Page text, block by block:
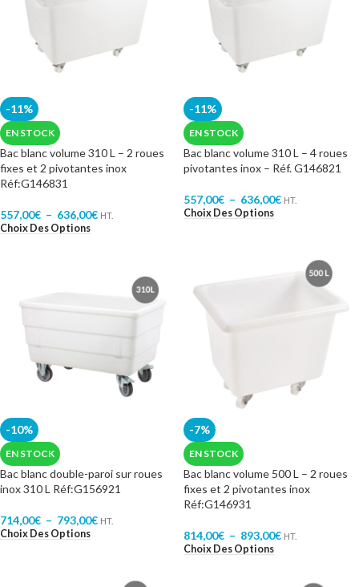
-11%
EN STOCK
Bac blanc volume 310 L – 2 roues
fixes et 2 pivotantes inox
Réf:G146831
557,00€ – 636,00€ HT.
Choix Des Options
-11%
EN STOCK
Bac blanc volume 310 L – 4 roues
pivotantes inox – Réf. G146821
557,00€ – 636,00€ HT.
Choix Des Options
-10%
EN STOCK
Bac blanc double-paroi sur roues
inox 310 L Réf:G156921
714,00€ – 793,00€ HT.
Choix Des Options
-7%
EN STOCK
Bac blanc volume 500 L – 2 roues
fixes et 2 pivotantes inox
Réf:G146931
814,00€ – 893,00€ HT.
Choix Des Options